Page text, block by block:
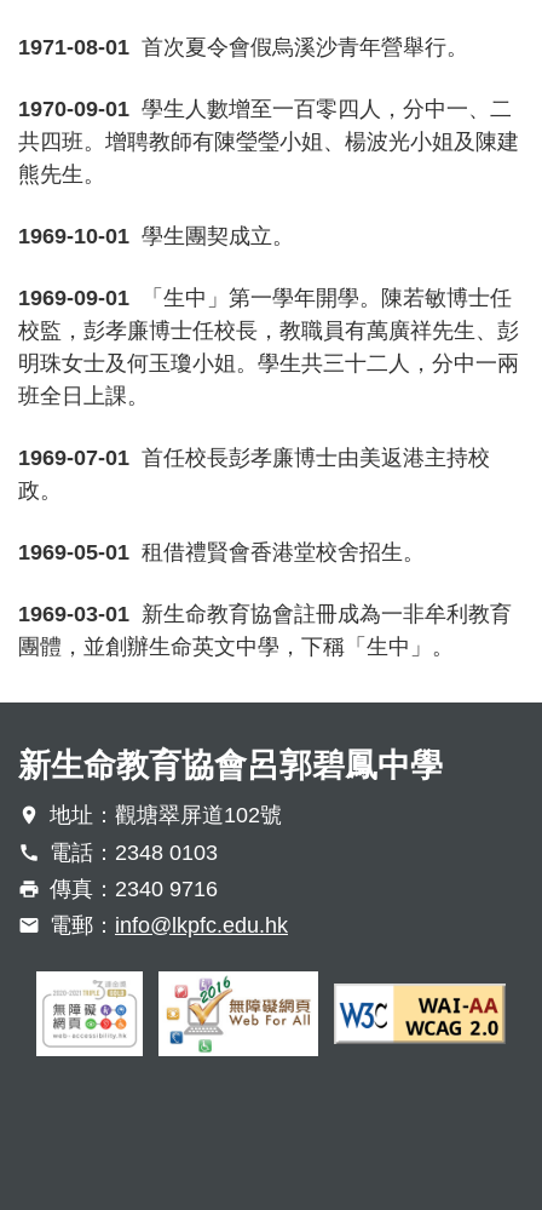
1971-08-01 首次夏令會假烏溪沙青年營舉行。
1970-09-01 學生人數增至一百零四人，分中一、二
共四班。增聘教師有陳瑩瑩小姐、楊波光小姐及陳建
熊先生。
1969-10-01 學生團契成立。
1969-09-01 「生中」第一學年開學。陳若敏博士任
校監，彭孝廉博士任校長，教職員有萬廣祥先生、彭
明珠女士及何玉瓊小姐。學生共三十二人，分中一兩
班全日上課。
1969-07-01 首任校長彭孝廉博士由美返港主持校
政。
1969-05-01 租借禮賢會香港堂校舍招生。
1969-03-01 新生命教育協會註冊成為一非牟利教育
團體，並創辦生命英文中學，下稱「生中」。
新生命教育協會呂郭碧鳳中學
地址：觀塘翠屏道102號
電話：2348 0103
傳真：2340 9716
電郵： info@lkpfc.edu.hk